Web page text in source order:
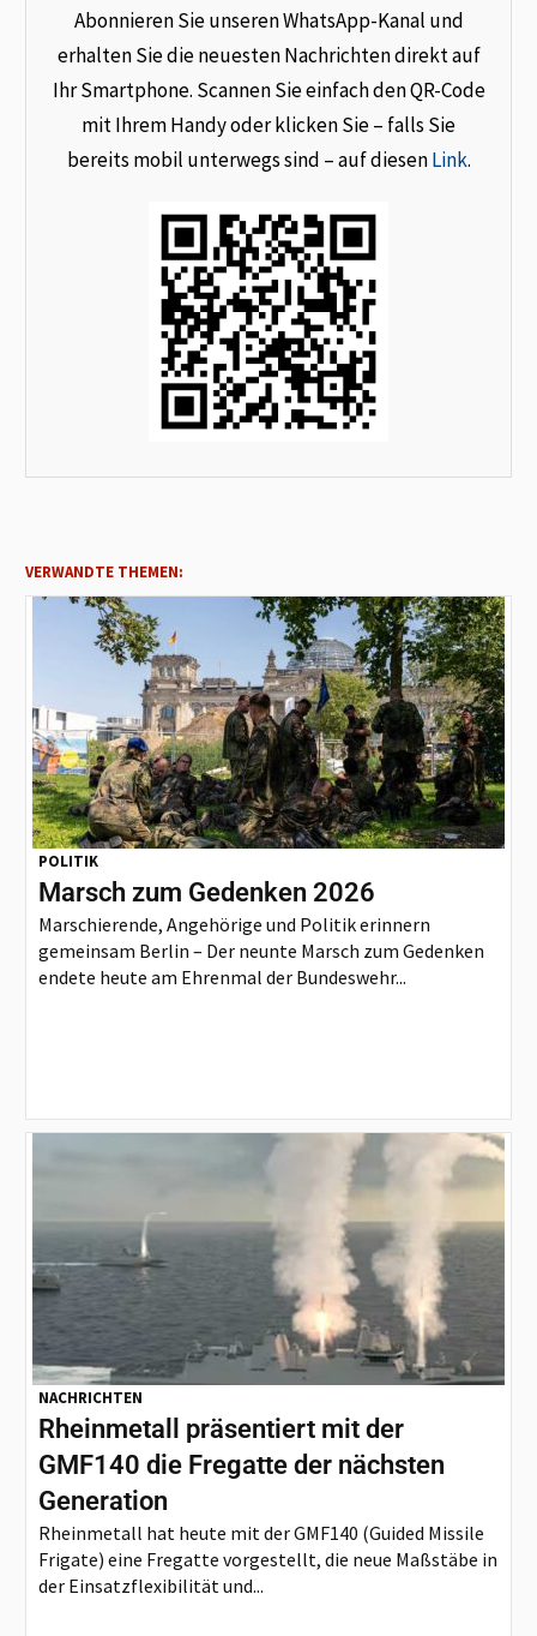
Abonnieren Sie unseren WhatsApp-Kanal und
erhalten Sie die neuesten Nachrichten direkt auf
Ihr Smartphone. Scannen Sie einfach den QR-Code
mit Ihrem Handy oder klicken Sie – falls Sie
bereits mobil unterwegs sind – auf diesenLink.
VERWANDTE THEMEN:
POLITIK
Marsch zum Gedenken 2026
Marschierende, Angehörige und Politik erinnern
gemeinsam Berlin – Der neunte Marsch zum Gedenken
endete heute am Ehrenmal der Bundeswehr...
NACHRICHTEN
Rheinmetall präsentiert mit der
GMF140 die Fregatte der nächsten
Generation
Rheinmetall hat heute mit der GMF140 (Guided Missile
Frigate) eine Fregatte vorgestellt, die neue Maßstäbe in
der Einsatzflexibilität und...